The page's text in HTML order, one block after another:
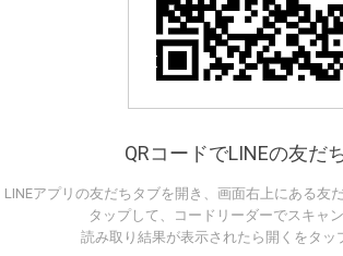
QRコードでLINEの友だ
LINEアプリの友だちタブを開き、画面右上にある友
タップして、コードリーダーでスキャ
読み取り結果が表示されたら開くをタッ